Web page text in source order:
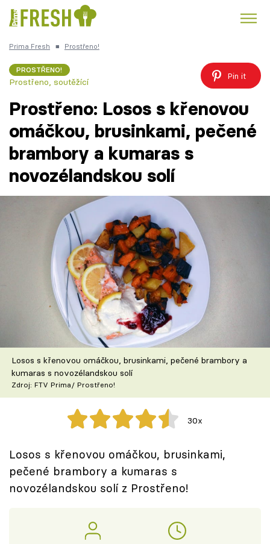
Česká kuchyně
Témata
TV Program
Škola vaření
Recepty z TV
Speciál: Cuketa
Těhotnej kuchař
Sledujte prima+
Sledujte nás
Prima Fresh ■ Prostřeno!
PROSTŘENO!
Prostřeno, soutěžící
Pin it
Prostřeno: Losos s křenovou
omáčkou, brusinkami, pečené
brambory a kumaras s
novozélandskou solí
Losos s křenovou omáčkou, brusinkami, pečené brambory a
kumaras s novozélandskou solí
Zdroj: FTV Prima/ Prostřeno!
30x
Losos s křenovou omáčkou, brusinkami,
pečené brambory a kumaras s
novozélandskou solí z Prostřeno!